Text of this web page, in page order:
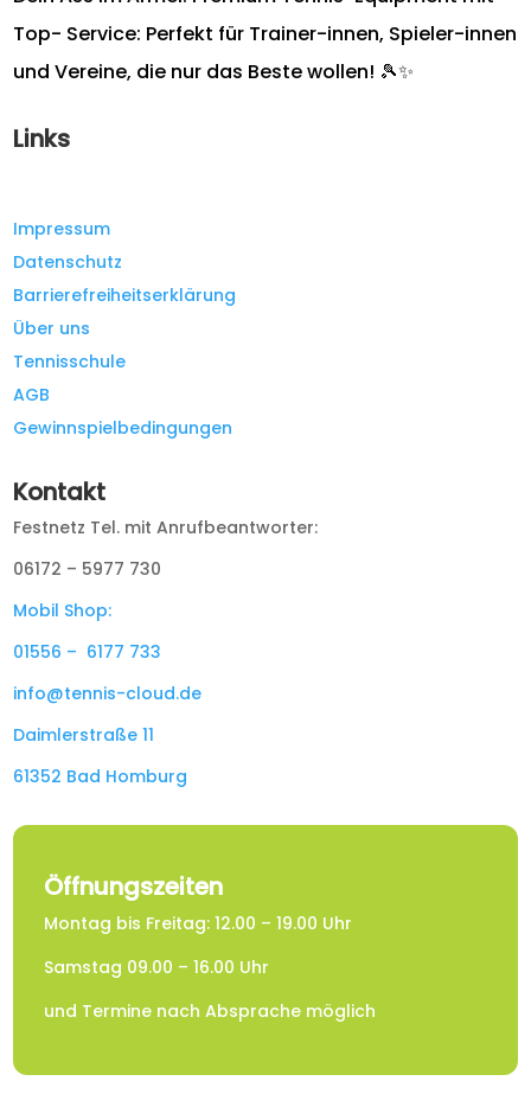
Top- Service: Perfekt für Trainer-innen, Spieler-innen
und Vereine, die nur das Beste wollen! 🎾✨
Links
Impressum
Datenschutz
Barrierefreiheitserklärung
Über uns
Tennisschule
AGB
Gewinnspielbedingungen
Kontakt
Festnetz Tel. mit Anrufbeantworter:
06172 – 5977 730
Mobil Shop:
01556 – 6177 733
info@tennis-cloud.de
Daimlerstraße 11
61352 Bad Homburg
Öffnungszeiten
Montag bis Freitag: 12.00 – 19.00 Uhr
Samstag 09.00 – 16.00 Uhr
und Termine nach Absprache möglich